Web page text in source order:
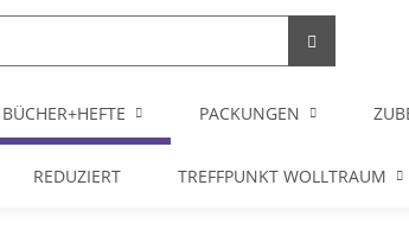
BÜCHER+HEFTE PACKUNGEN
REDUZIERT TREFFPUNKT WOLLTRAUM